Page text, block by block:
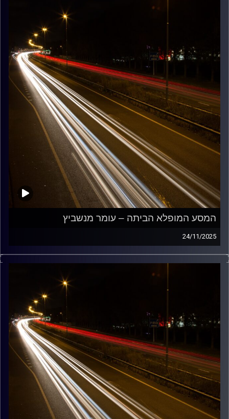
המסע המופלא הביתה – עומר מנשביץ
24/11/2025
מוזיקה שתלווה אותנו אחרי יום עבודה ארוך ותחזיר אותנו
הביתה בשלום עם עומר מנשביץ
קרדיט תמונות: